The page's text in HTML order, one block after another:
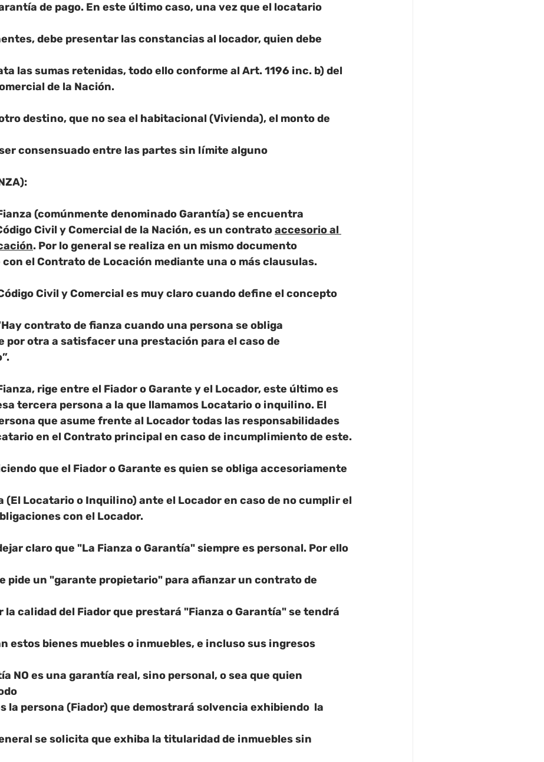
de pago. En este último caso, una vez que el locatario
debe presentar las constancias al locador, quien debe
las sumas retenidas, todo ello conforme al Art. 1196 inc. b) del
de la Nación.
destino, que no sea el habitacional (Vivienda), el monto de
consensuado entre las partes sin límite alguno
(comúnmente denominado Garantía) se encuentra
Civil y Comercial de la Nación, es un contrato accesorio al
. Por lo general se realiza en un mismo documento
el Contrato de Locación mediante una o más clausulas.
Civil y Comercial es muy claro cuando define el concepto
contrato de fianza cuando una persona se obliga
por otra a satisfacer una prestación para el caso de
rige entre el Fiador o Garante y el Locador, este último es
tercera persona a la que llamamos Locatario o inquilino. El
que asume frente al Locador todas las responsabilidades
en el Contrato principal en caso de incumplimiento de este.
que el Fiador o Garante es quien se obliga accesoriamente
(El Locatario o Inquilino) ante el Locador en caso de no cumplir el
con el Locador.
claro que "La Fianza o Garantía" siempre es personal. Por ello
pide un "garante propietario" para afianzar un contrato de
la calidad del Fiador que prestará "Fianza o Garantía" se tendrá
estos bienes muebles o inmuebles, e incluso sus ingresos
NO es una garantía real, sino personal, o sea que quien
la persona (Fiador) que demostrará solvencia exhibiendo  la
se solicita que exhiba la titularidad de inmuebles sin